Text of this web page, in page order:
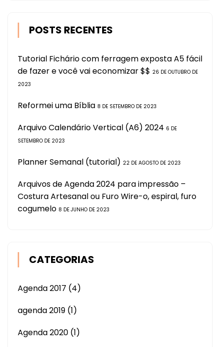
POSTS RECENTES
Tutorial Fichário com ferragem exposta A5 fácil
de fazer e você vai economizar $$ 26 DE OUTUBRO DE
2023
Reformei uma Bíblia 8 DE SETEMBRO DE 2023
Arquivo Calendário Vertical (A6) 2024 6 DE
SETEMBRO DE 2023
Planner Semanal (tutorial) 22 DE AGOSTO DE 2023
Arquivos de Agenda 2024 para impressão –
Costura Artesanal ou Furo Wire-o, espiral, furo
cogumelo 8 DE JUNHO DE 2023
CATEGORIAS
Agenda 2017 (4)
agenda 2019 (1)
Agenda 2020 (1)